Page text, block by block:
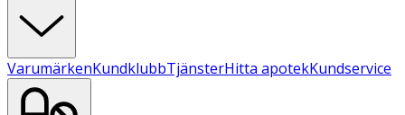
VarumärkenKundklubbTjänsterHitta apotekKundservice